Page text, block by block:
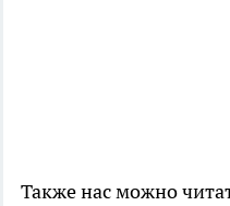
Также нас можно